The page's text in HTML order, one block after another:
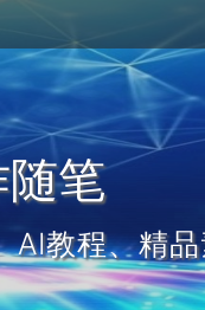
笔
AI教程、精